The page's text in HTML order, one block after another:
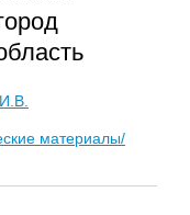
материалы/